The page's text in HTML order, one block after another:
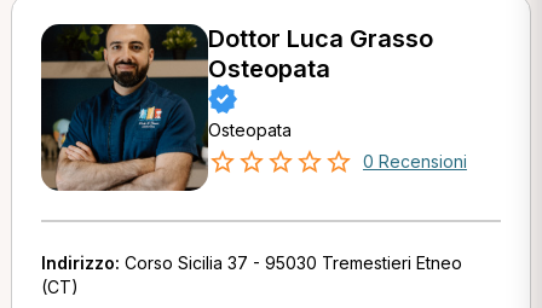
Dottor Luca Grasso
Osteopata
Osteopata
0 Recensioni
Indirizzo: Corso Sicilia 37 - 95030 Tremestieri Etneo
(CT)